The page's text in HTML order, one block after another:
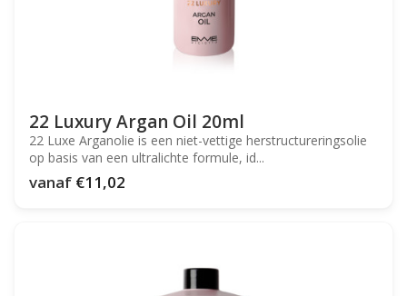
22 Luxury Argan Oil 20ml
22 Luxe Arganolie is een niet-vettige herstructureringsolie
op basis van een ultralichte formule, id...
vanaf €11,02